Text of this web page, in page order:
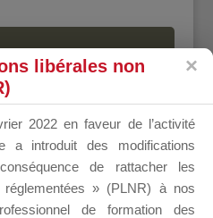
libérales non
2022 en faveur de l’activité
a introduit des modifications
de rattacher les
» (PLNR) à nos
de formation des